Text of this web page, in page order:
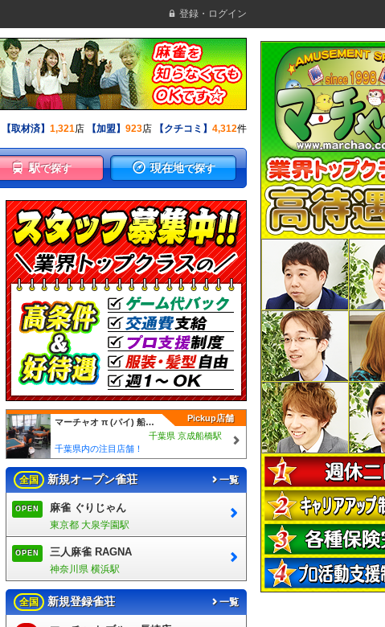
登録・ログイン
【取材済】 1,321店 【加盟】 923店 【クチコミ】 4,312件
駅で探す 現在地で探す
Pickup店舗
マーチャオ π (パイ) 船橋店
千葉県 京成船橋駅
千葉県内の注目店舗！
全国 新規オープン雀荘 一覧
OPEN 麻雀 ぐりじゃん
東京都 大泉学園駅
OPEN 三人麻雀 RAGNA
神奈川県 横浜駅
全国 新規登録雀荘 一覧